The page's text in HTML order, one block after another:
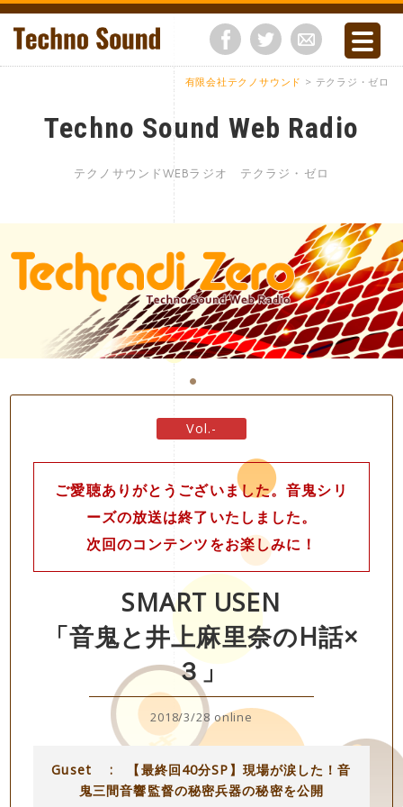
有限会社テクノサウンド > テクラジ・ゼロ
Techno Sound Web Radio
テクノサウンドWEBラジオ テクラジ・ゼロ
Vol.-
ご愛聴ありがとうございました。音鬼シリ
ーズの放送は終了いたしました。
次回のコンテンツをお楽しみに！
SMART USEN
「音鬼と井上麻里奈のH話×
３」
2018/3/28 online
Guset : 【最終回40分SP】現場が涙した！音
鬼三間音響監督の秘密兵器の秘密を公開